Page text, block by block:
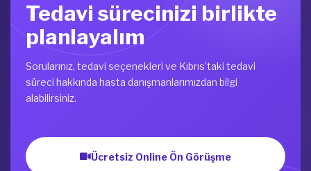
Tedavi sürecinizi birlikte
planlayalım
Sorularınız, tedavi seçenekleri ve Kıbrıs’taki tedavi
süreci hakkında hasta danışmanlarımızdan bilgi
alabilirsiniz.
Ücretsiz Online Ön Görüşme